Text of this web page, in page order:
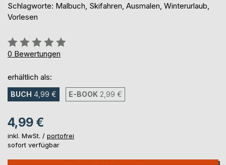
Schlagworte: Malbuch, Skifahren, Ausmalen, Winterurlaub,
Vorlesen
Bewertung::
0%
0 Bewertungen
erhältlich als:
BUCH 4,99 € E-BOOK 2,99 €
4,99 €
inkl. MwSt. / portofrei
sofort verfügbar